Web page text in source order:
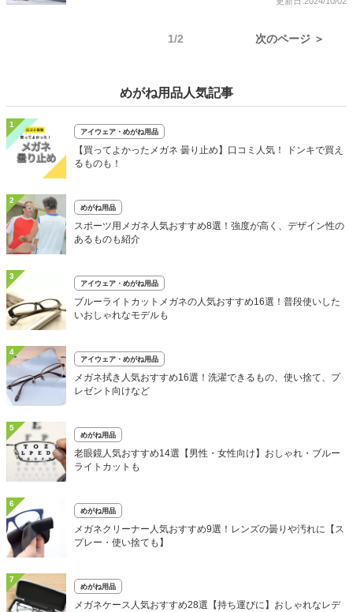
1/2 次のページ ＞
めがね用品人気記事
1
アイウェア・めがね用品
【買ってよかったメガネ 曇り止め】口コミ人気！ ドンキで買え
るものも！
2
めがね用品
スポーツ用メガネ人気おすすめ8選！強度が高く、デザイン性の
あるものも紹介
3
アイウェア・めがね用品
ブルーライトカットメガネの人気おすすめ16選！普段使いした
いおしゃれなモデルも
4
アイウェア・めがね用品
メガネ拭き人気おすすめ16選！洗濯できるもの、使い捨て、プ
レゼント向けなど
5
めがね用品
老眼鏡人気おすすめ14選【男性・女性向け】おしゃれ・ブルー
ライトカットも
6
めがね用品
メガネクリーナー人気おすすめ9選！レンズの曇りや汚れに【ス
プレー・使い捨ても】
7
めがね用品
メガネケース人気おすすめ28選【持ち運びに】おしゃれなレデ